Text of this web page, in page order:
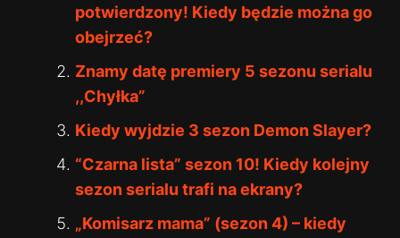
potwierdzony! Kiedy będzie można go
obejrzeć?
Znamy datę premiery 5 sezonu serialu
,,Chyłka”
Kiedy wyjdzie 3 sezon Demon Slayer?
“Czarna lista” sezon 10! Kiedy kolejny
sezon serialu trafi na ekrany?
„Komisarz mama” (sezon 4) – kiedy